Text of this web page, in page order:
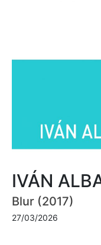
IVÁN
Blur (2017)
27/03/2026